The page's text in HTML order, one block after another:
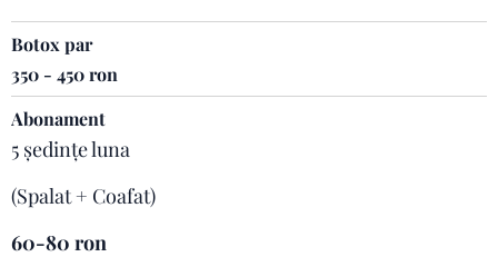
Botox par
350 - 450 ron
Abonament
5 ședințe luna
(Spalat + Coafat)
60-80 ron